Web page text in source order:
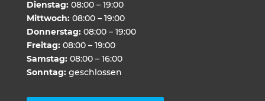
Dienstag: 08:00 – 19:00
Mittwoch: 08:00 – 19:00
Donnerstag: 08:00 – 19:00
Freitag: 08:00 – 19:00
Samstag: 08:00 – 16:00
Sonntag: geschlossen